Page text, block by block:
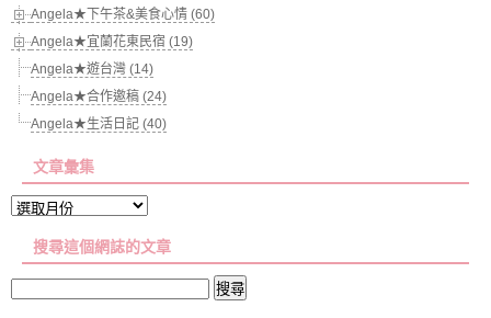
Angela★下午茶&美食心情 (60)
Angela★宜蘭花東民宿 (19)
Angela★遊台灣 (14)
Angela★合作邀稿 (24)
Angela★生活日記 (40)
文章彙集
文
彙
搜尋這個網誌的文章